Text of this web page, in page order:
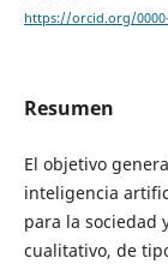
https://orcid.org/0000-
Resumen
El objetivo
inteligencia
para la sociedad
cualitativo, de